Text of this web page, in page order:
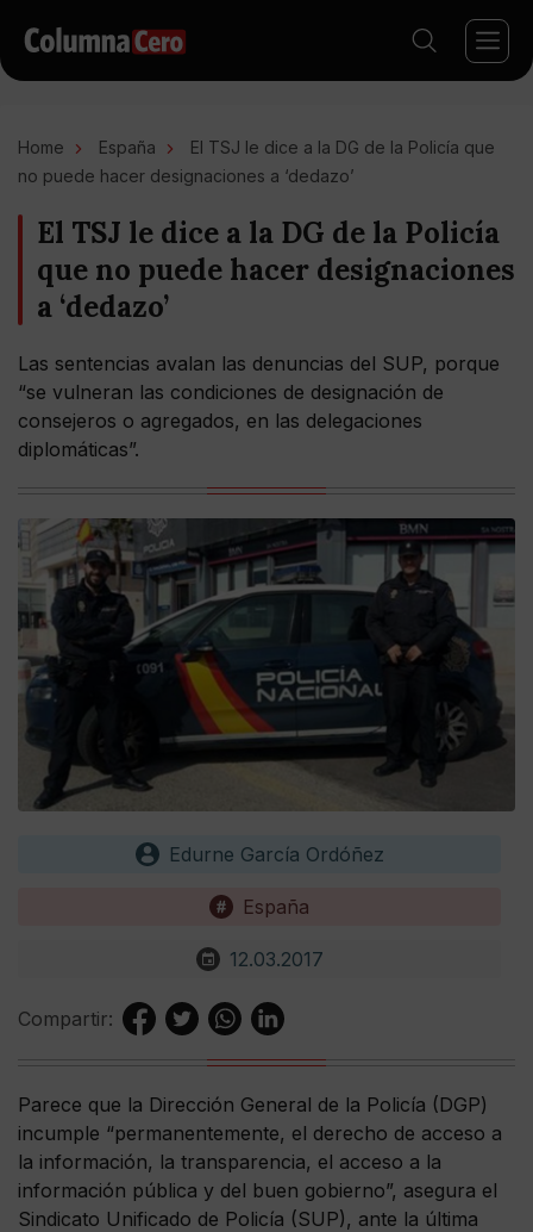
Home España
El TSJ le dice a la DG de la Policía que
no puede hacer designaciones a ‘dedazo’
El TSJ le dice a la DG de la Policía
que no puede hacer designaciones
a ‘dedazo’
Las sentencias avalan las denuncias del SUP, porque
“se vulneran las condiciones de designación de
consejeros o agregados, en las delegaciones
diplomáticas”.
Edurne García Ordóñez
España
12.03.2017
Compartir:
Parece que la Dirección General de la Policía (DGP)
incumple “permanentemente, el derecho de acceso a
la información, la transparencia, el acceso a la
información pública y del buen gobierno”, asegura el
Sindicato Unificado de Policía (SUP), ante la última